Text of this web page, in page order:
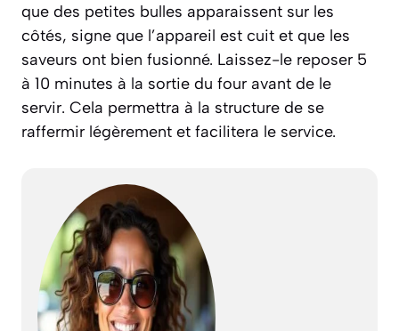
que des petites bulles apparaissent sur les
côtés, signe que l’appareil est cuit et que les
saveurs ont bien fusionné. Laissez-le reposer 5
à 10 minutes à la sortie du four avant de le
servir. Cela permettra à la structure de se
raffermir légèrement et facilitera le service.